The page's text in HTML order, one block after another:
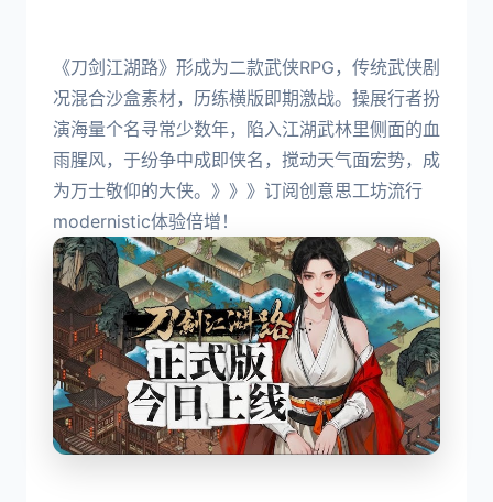
《刀剑江湖路》形成为二款武侠RPG，传统武侠剧
况混合沙盒素材，历练横版即期激战。操展行者扮
演海量个名寻常少数年，陷入江湖武林里侧面的血
雨腥风，于纷争中成即侠名，搅动天气面宏势，成
为万士敬仰的大侠。》》》订阅创意思工坊流行
modernistic体验倍增！